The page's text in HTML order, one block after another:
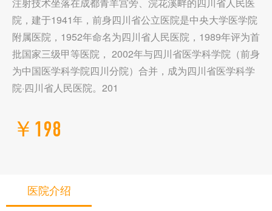
院，建于1941年，前身四川省公立医院是中央大学医学院
附属医院，1952年命名为四川省人民医院，1989年评为首
批国家三级甲等医院， 2002年与四川省医学科学院（前身
为中国医学科学院四川分院）合并，成为四川省医学科学
院·四川省人民医院。201
￥198
医院介绍